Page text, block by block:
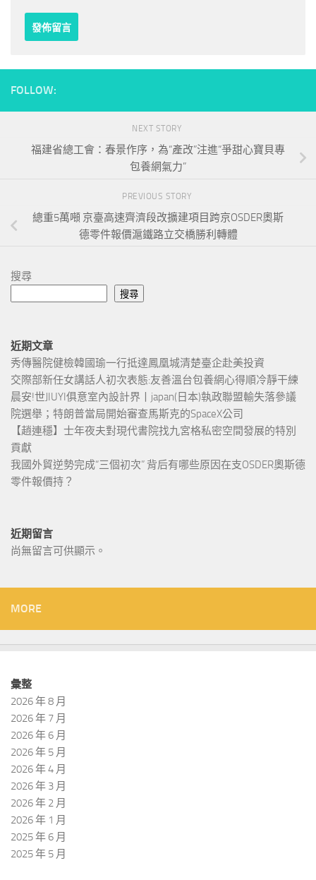
FOLLOW:
NEXT STORY
福建省總工會：春景作序，為“產改”注進“爭甜心寶貝專
包養網氣力”
PREVIOUS STORY
總重5萬噸 京臺高速齊濟段改擴建項目跨京OSDER奧斯
德零件報價滬鐵路立交橋勝利轉體
搜尋
搜尋
近期文章
秀傳醫院健檢韓國瑜一行抵達鳳凰城清楚臺企赴美投資
交際部新任女講話人初次表態:友善溫台包養網心得順冷靜干練
晨安!世JIUYI俱意室內設計界丨japan(日本)執政聯盟輸失落參議
院選舉；特朗普當局開始審查馬斯克的SpaceX公司
【趙連穩】士年夜夫對現代書院找九宮格私密空間發展的特別
貢獻
我國外貿逆勢完成“三個初次” 背后有哪些原因在支OSDER奧斯德
零件報價持？
近期留言
尚無留言可供顯示。
MORE
彙整
2026 年 8 月
2026 年 7 月
2026 年 6 月
2026 年 5 月
2026 年 4 月
2026 年 3 月
2026 年 2 月
2026 年 1 月
2025 年 6 月
2025 年 5 月